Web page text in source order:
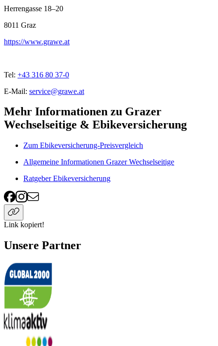
Herrengasse 18–20
8011 Graz
https://www.grawe.at
Tel: +43 316 80 37-0
E-Mail: service@grawe.at
Mehr Informationen zu Grazer
Wechselseitige & Ebikeversicherung
Zum Ebikeversicherung-Preisvergleich
Allgemeine Informationen Grazer Wechselseitige
Ratgeber Ebikeversicherung
Link kopiert!
Unsere Partner